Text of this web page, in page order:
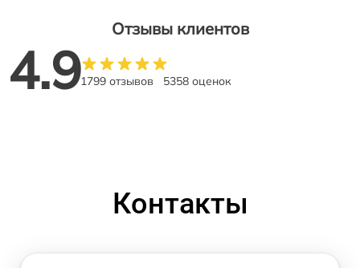
Отзывы клиентов
4.91799 отзывов 5358 оценок
Контакты